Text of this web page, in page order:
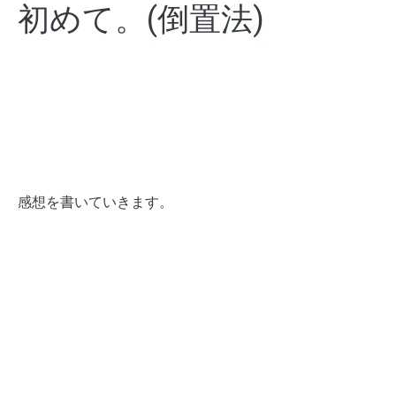
初めて。(倒置法)
感想を書いていきます。